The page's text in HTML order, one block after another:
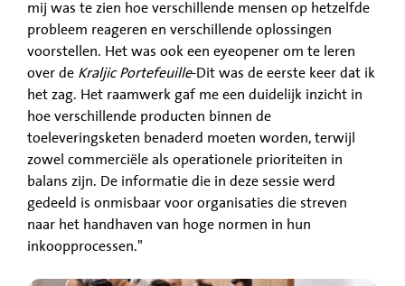
mij was te zien hoe verschillende mensen op hetzelfde
probleem reageren en verschillende oplossingen
voorstellen. Het was ook een eyeopener om te leren
over de Kraljic Portefeuille-Dit was de eerste keer dat ik
het zag. Het raamwerk gaf me een duidelijk inzicht in
hoe verschillende producten binnen de
toeleveringsketen benaderd moeten worden, terwijl
zowel commerciële als operationele prioriteiten in
balans zijn. De informatie die in deze sessie werd
gedeeld is onmisbaar voor organisaties die streven
naar het handhaven van hoge normen in hun
inkoopprocessen."